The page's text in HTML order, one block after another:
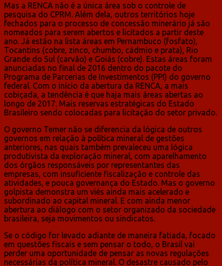
Mas a RENCA não é a única área sob o controle de
pesquisa do CPRM. Além dela, outros territórios hoje
fechados para o processo de concessão minerário já são
nomeados para serem abertos e licitados a partir deste
ano. Já estão na lista áreas em Pernambuco (fosfato),
Tocantins (cobre, zinco, chumbo, cádmio e prata), Rio
Grande do Sul (carvão) e Goiás (cobre). Estas áreas foram
anunciadas no final de 2016 dentro do pacote do
Programa de Parcerias de Investimentos (PPI) do governo
federal. Com o início da abertura da RENCA, a mais
cobiçada, a tendência é que haja mais áreas abertas ao
longo de 2017. Mais reservas estratégicas do Estado
Brasileiro sendo colocadas para licitação do setor privado.
O governo Temer não se diferencia da lógica de outros
governos em relação à política mineral de gestões
anteriores, nas quais também prevaleceu uma lógica
produtivista da exploração mineral, com aparelhamento
dos órgãos responsáveis por representantes das
empresas, com insuficiente fiscalização e controle das
atividades, e pouca governança do Estado. Mas o governo
golpista demonstra um viés ainda mais acelerado e
subordinado ao capital mineral. E com ainda menor
abertura ao diálogo com o setor organizado da sociedade
brasileira, seja movimentos ou sindicatos.
Se o código for levado adiante de maneira fatiada, focado
em questões fiscais e sem pensar o todo, o Brasil vai
perder uma oportunidade de pensar as novas regulações
necessárias da política mineral. O desastre causado pelo